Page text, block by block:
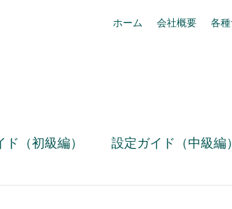
ホーム 会社概要 各
（初級編） 設定ガイド（中級編）